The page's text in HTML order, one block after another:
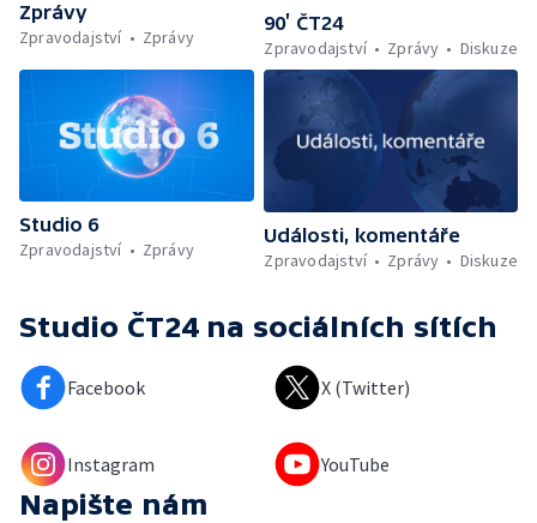
Zprávy
Zpravodajství
Zprávy
90’ ČT24
Zpravodajství
Zprávy Diskuze
Studio 6
Zpravodajství
Zprávy
Události, komentáře
Zpravodajství
Zprávy Diskuze
Studio ČT24 na sociálních sítích
Facebook X (Twitter)
Instagram YouTube
Napište nám